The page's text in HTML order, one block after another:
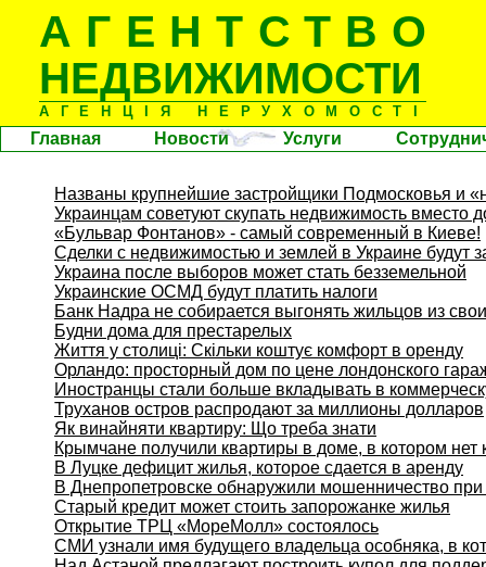
АГЕНТСТВО
НЕДВИЖИМОСТИ
АГЕНЦІЯ НЕРУХОМОСТІ
Главная Новости Услуги
Названы крупнейшие застройщики Подмосковья и
Украинцам советуют скупать недвижимость вместо
«Бульвар Фонтанов» - самый современный в Киеве!
Сделки с недвижимостью и землей в Украине будут
Украина после выборов может стать безземельной
Украинские ОСМД будут платить налоги
Банк Надра не собирается выгонять жильцов из
Будни дома для престарелых
Життя у столиці: Скільки коштує комфорт в оренду
Орландо: просторный дом по цене лондонского
Иностранцы стали больше вкладывать в
Труханов остров распродают за миллионы долларов
Як винайняти квартиру: Що треба знати
Крымчане получили квартиры в доме, в котором нет
В Луцке дефицит жилья, которое сдается в аренду
В Днепропетровске обнаружили мошенничество при
Старый кредит может стоить запорожанке жилья
Открытие ТРЦ «МореМолл» состоялось
СМИ узнали имя будущего владельца особняка, в